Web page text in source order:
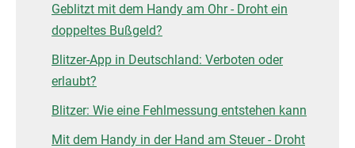
Geblitzt mit dem Handy am Ohr - Droht ein
doppeltes Bußgeld?
Blitzer-App in Deutschland: Verboten oder
erlaubt?
Blitzer: Wie eine Fehlmessung entstehen kann
Mit dem Handy in der Hand am Steuer - Droht